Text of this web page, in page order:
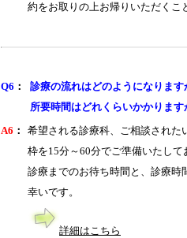
約をお取りの上お帰りいただくこ
Q6 ：
診療の流れはどのようになります
所要時間はどれくらいかかります
A6 ：
希望される診療科、ご相談された
枠を15分～60分でご準備いたして
診療までのお待ち時間と、診療時
幸いです。
詳細はこちら